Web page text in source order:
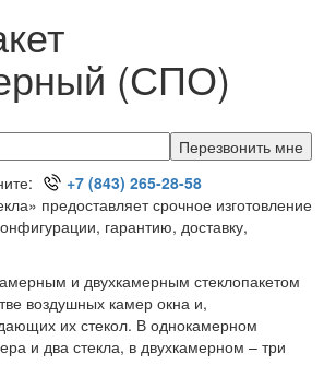
(СПО)
Перезвонить мне
+7 (843) 265-28-58
предоставляет срочное изготовление
гарантию, доставку,
и двухкамерным стеклопакетом
воздушных камер окна и,
их стекол. В однокамерном
и два стекла, в двухкамерном – три